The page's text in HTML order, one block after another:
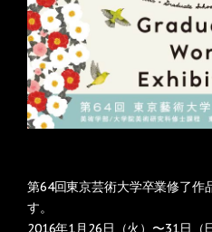
第64回東京芸術大学卒業修了作
す。
2016年1月26日（火）〜31日（日